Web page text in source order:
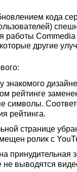
кода
работы
другие
знакомого
рейтинге
символы.
рейтинга.
странице
ролик с
принудительная
не выводятся